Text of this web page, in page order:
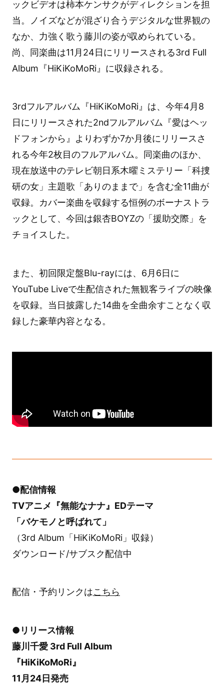
ックビデオは柿本ケンサクがディレクションを担
当。ノイズなどが混ざり合うデジタルな世界観の
なか、力強く歌う藤川の姿が収められている。
尚、同楽曲は11月24日にリリースされる3rd Full
Album『HiKiKoMoRi』に収録される。
3rdフルアルバム『HiKiKoMoRi』は、今年4月8
日にリリースされた2ndフルアルバム『愛はヘッ
ドフォンから』よりわずか7か月後にリリースさ
れる今年2枚目のフルアルバム。同楽曲のほか、
現在放送中のテレビ朝日系木曜ミステリー「科捜
研の女」主題歌「ありのままで」を含む全11曲が
収録。カバー楽曲を収録する恒例のボーナストラ
ックとして、今回は銀杏BOYZの「援助交際」を
チョイスした。
また、初回限定盤Blu-rayには、6月6日に
YouTube Liveで生配信された無観客ライブの映像
を収録。当日披露した14曲を全曲余すことなく収
録した豪華内容となる。
●配信情報
TVアニメ『無能なナナ』EDテーマ
「バケモノと呼ばれて」
（3rd Album「HiKiKoMoRi」収録）
ダウンロード/サブスク配信中
配信・予約リンクはこちら
●リリース情報
藤川千愛 3rd Full Album
『HiKiKoMoRi』
11月24日発売